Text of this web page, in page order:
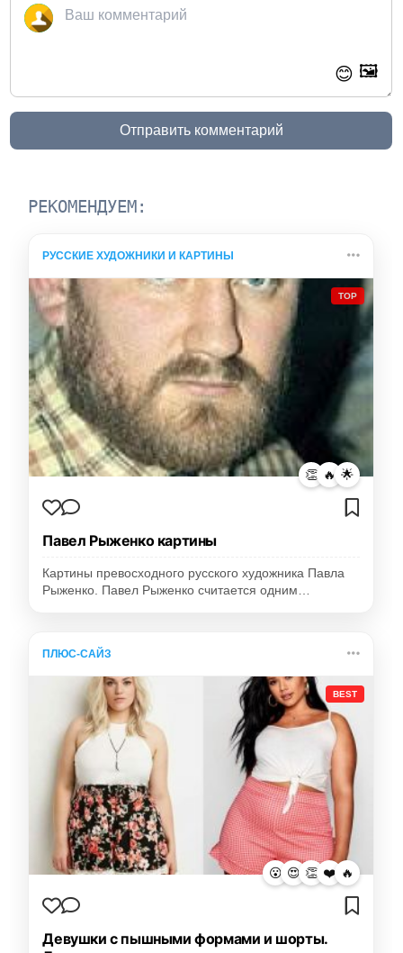
😊 🖼️
Отправить комментарий
РЕКОМЕНДУЕМ:
РУССКИЕ ХУДОЖНИКИ И КАРТИНЫ
TOP
👏 🔥 🌟
Павел Рыженко картины
Картины превосходного русского художника Павла
Рыженко. Павел Рыженко считается одним…
ПЛЮС-САЙЗ
BEST
😮 😍 👏 ❤️ 🔥
Девушки с пышными формами и шорты.